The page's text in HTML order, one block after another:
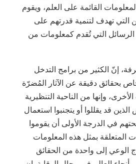
القائمة على العلم، ويقوم
التي تهدف لتنمية قدرتهم على
التي تُقدم كمعلومات من
إنّ الكثير من برامج التدخل
بحقائق دقيقة عن الآثار المُضرّة
وإنها من الناحية التنظيرية
قد يقللوا أو يتجنبوا استعمال
في الدرجة الأولى أن يقوموا
المتعلقة بمثل هذه المعلومات
الوعي إلى واحدة من الحقائق